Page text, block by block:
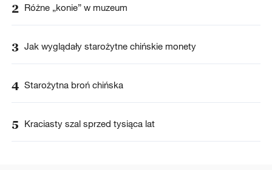
2 Różne „konie” w muzeum
3 Jak wyglądały starożytne chińskie monety
4 Starożytna broń chińska
5 Kraciasty szal sprzed tysiąca lat